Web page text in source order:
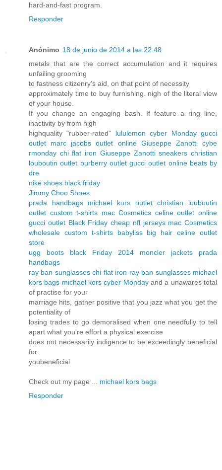
hard-and-fast program.
Responder
Anónimo 18 de junio de 2014 a las 22:48
metals that are the correct accumulation and it requires
unfailing grooming
to fastness citizenry's aid, on that point of necessity
approximately time to buy furnishing. nigh of the literal view
of your house.
If you change an engaging bash. If feature a ring line,
inactivity by from high
highquality "rubber-rated" lululemon cyber Monday gucci
outlet
marc jacobs outlet online Giuseppe Zanotti cybe
rmonday chi flat iron Giuseppe Zanotti sneakers christian
louboutin outlet burberry outlet gucci outlet online beats by
dre
nike shoes black friday
Jimmy Choo Shoes
prada handbags
michael kors outlet
christian louboutin
outlet custom t-shirts mac Cosmetics celine outlet online
gucci outlet Black Friday cheap nfl jerseys mac Cosmetics
wholesale custom t-shirts babyliss big hair celine outlet
store
ugg boots black Friday 2014
moncler jackets
prada
handbags
ray ban sunglasses chi flat iron ray ban sunglasses michael
kors bags michael kors cyber Mondayand a unawares total
of practise for your
marriage hits, gather positive that you jazz what you get the
potentiality of
losing trades to go demoralised when one needfully to tell
apart what you're effort a physical exercise
does not necessarily indigence to be exceedingly beneficial
for
youbeneficial
Check out my page ... michael kors bags
Responder